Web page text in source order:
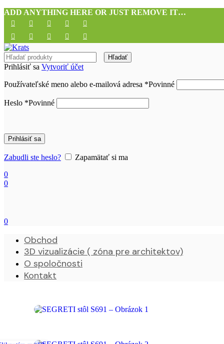
ADD ANYTHING HERE OR JUST REMOVE IT…
Hľadať
Prihlásiť sa Vytvoriť účet
Používateľské meno alebo e-mailová adresa *Povinné
Heslo *Povinné
Prihlásiť sa
Zabudli ste heslo?
Zapamätať si ma
0
0
0
Obchod
3D vizualizácie ( zóna pre architektov)
O spoločnosti
Kontakt